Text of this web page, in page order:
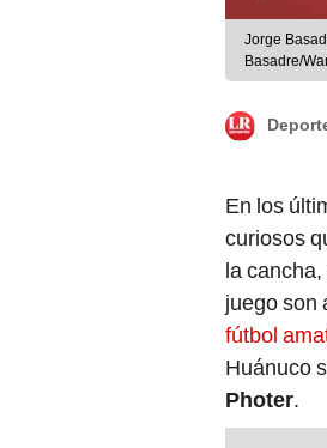
Jorge
Basadre/
En los
curiosos
la
juego son
fútbol
Huánuco
Photer.